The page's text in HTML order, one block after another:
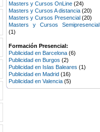
Masters y Cursos OnLine (24)
Masters y Cursos A distancia (20)
Masters y Cursos Presencial (20)
Masters y Cursos Semipresencial
(1)
Formación Presencial:
Publicidad en Barcelona (6)
Publicidad en Burgos (2)
Publicidad en Islas Baleares (1)
Publicidad en Madrid (16)
Publicidad en Valencia (5)